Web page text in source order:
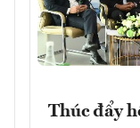
Thúc đẩy